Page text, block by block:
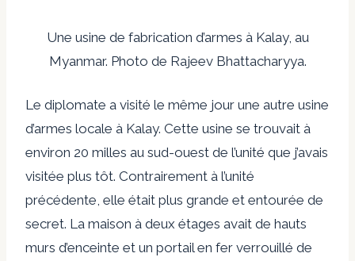
Une usine de fabrication d’armes à Kalay, au
Myanmar. Photo de Rajeev Bhattacharyya.
Le diplomate a visité le même jour une autre usine
d’armes locale à Kalay. Cette usine se trouvait à
environ 20 milles au sud-ouest de l’unité que j’avais
visitée plus tôt. Contrairement à l’unité
précédente, elle était plus grande et entourée de
secret. La maison à deux étages avait de hauts
murs d’enceinte et un portail en fer verrouillé de